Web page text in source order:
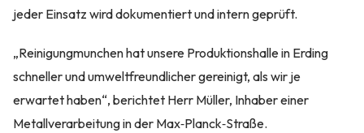
jeder Einsatz wird dokumentiert und intern geprüft.
„Reinigungmunchen hat unsere Produktionshalle in Erding
schneller und umweltfreundlicher gereinigt, als wir je
erwartet haben“, berichtet Herr Müller, Inhaber einer
Metallverarbeitung in der Max‑Planck‑Straße.